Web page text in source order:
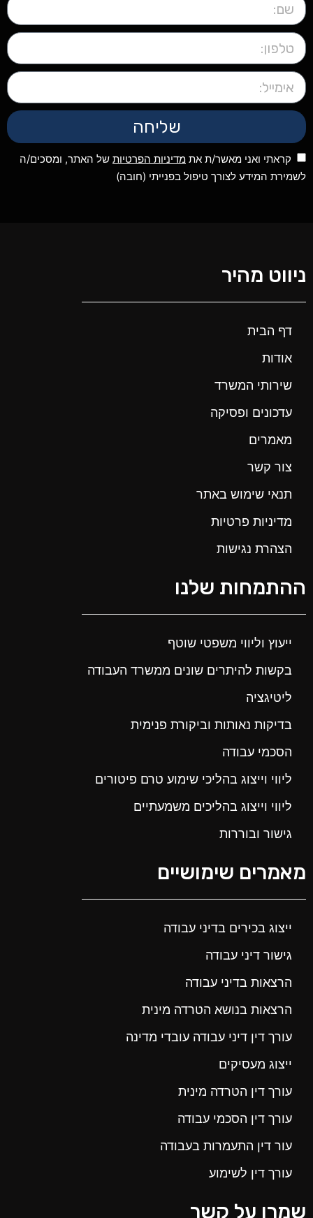
שליחה
קראתי ואני מאשר/ת את מדיניות הפרטיות של האתר, ומסכים/ה
לשמירת המידע לצורך טיפול בפנייתי (חובה)
ניווט מהיר
דף הבית
אודות
שירותי המשרד
עדכונים ופסיקה
מאמרים
צור קשר
תנאי שימוש באתר
מדיניות פרטיות
הצהרת נגישות
ההתמחות שלנו
ייעוץ וליווי משפטי שוטף
בקשות להיתרים שונים ממשרד העבודה
ליטיגציה
בדיקות נאותות וביקורת פנימית
הסכמי עבודה
ליווי וייצוג בהליכי שימוע טרם פיטורים
ליווי וייצוג בהליכים משמעתיים
גישור ובוררות
מאמרים שימושיים
ייצוג בכירים בדיני עבודה
גישור דיני עבודה
הרצאות בדיני עבודה
הרצאות בנושא הטרדה מינית
עורך דין דיני עבודה עובדי מדינה
ייצוג מעסיקים
עורך דין הטרדה מינית
עורך דין הסכמי עבודה
עור דין התעמרות בעבודה
עורך דין לשימוע
שמרו על קשר